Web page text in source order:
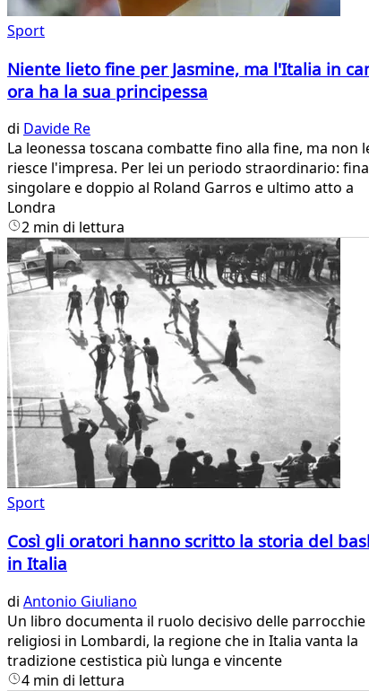
Sport
Niente lieto fine per Jasmine, ma l'Italia in
ora ha la sua principessa
di Davide Re
La leonessa toscana combatte fino alla fine, ma non
riesce l'impresa. Per lei un periodo straordinario:
singolare e doppio al Roland Garros e ultimo atto a
Londra
2 min di lettura
Sport
Così gli oratori hanno scritto la storia del
in Italia
di Antonio Giuliano
Un libro documenta il ruolo decisivo delle parrocchie
religiosi in Lombardi, la regione che in Italia vanta la
tradizione cestistica più lunga e vincente
4 min di lettura